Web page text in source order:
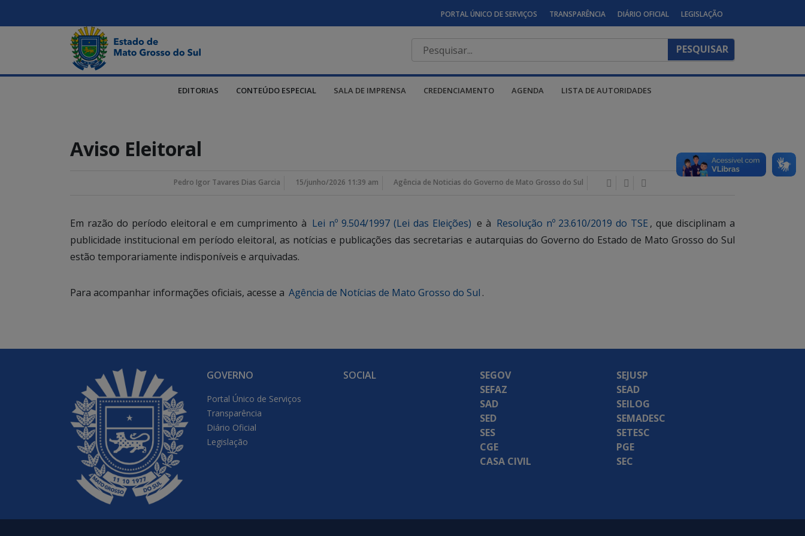
PORTAL ÚNICO DE SERVIÇOS TRANSPARÊNCIA DIÁRIO OFICIAL LEGISLAÇÃO
EDITORIAS CONTEÚDO ESPECIAL SALA DE IMPRENSA CREDENCIAMENTO AGENDA LISTA DE AUTORIDADES
Aviso Eleitoral
Pedro Igor Tavares Dias Garcia 15/junho/2026 11:39 am Agência de Noticias do Governo de Mato Grosso do Sul
Em razão do período eleitoral e em cumprimento à Lei nº 9.504/1997 (Lei das Eleições) e à Resolução nº 23.610/2019 do TSE , que disciplinam a
publicidade institucional em período eleitoral, as notícias e publicações das secretarias e autarquias do Governo do Estado de Mato Grosso do Sul
estão temporariamente indisponíveis e arquivadas.
Para acompanhar informações oficiais, acesse a Agência de Notícias de Mato Grosso do Sul .
GOVERNO
Portal Único de Serviços
Transparência
Diário Oficial
Legislação
SOCIAL
SEGOV
SEFAZ
SAD
SED
SES
CGE
CASA CIVIL
SEJUSP
SEAD
SEILOG
SEMADESC
SETESC
PGE
SEC